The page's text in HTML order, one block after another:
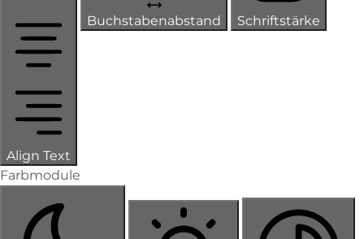
Align Text
Buchstabenabstand Schriftstärke
Farbmodule